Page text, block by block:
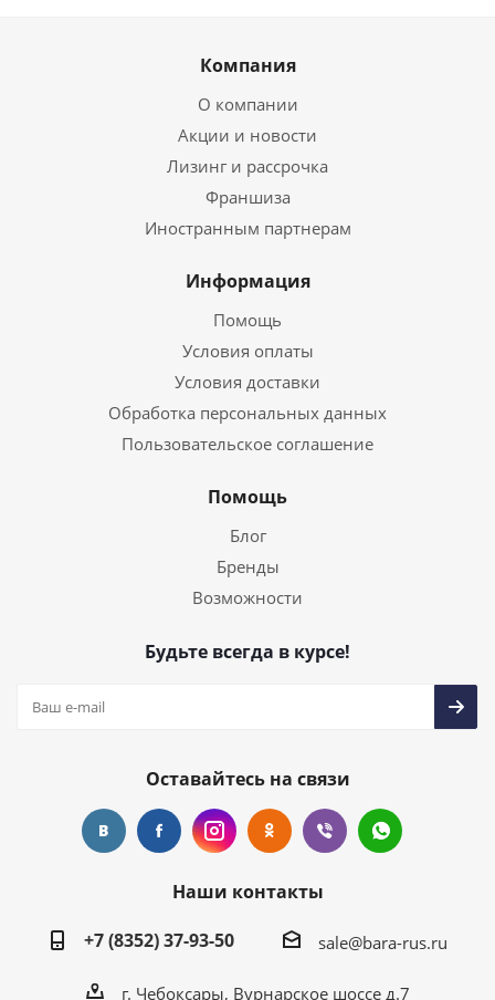
Компания
О компании
Акции и новости
Лизинг и рассрочка
Франшиза
Иностранным партнерам
Информация
Помощь
Условия оплаты
Условия доставки
Обработка персональных данных
Пользовательское соглашение
Помощь
Блог
Бренды
Возможности
Будьте всегда в курсе!
Оставайтесь на связи
Наши контакты
+7 (8352) 37-93-50
sale@bara-rus.ru
г. Чебоксары, Вурнарское шоссе д.7